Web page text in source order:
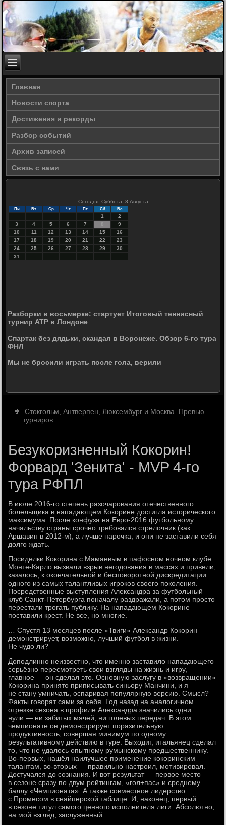
Главная
Новости спорта
Достижения и рекорды
Разбор событий
Архив записей
Связь с нами
Сегодня: Суббота, 8 Августа
Пн Вт Ср Чт Пт Сб Вс
1
2
3
4 5 6 7 8
9
10
11 12 13 14 15
16
17
18 19 20 21 22
23
24
25 26 27 28 29
30
31
Разборки в восьмерке: стартует Итоговый теннисный
турнир ATP в Лондоне
Спартак без дядьки, скандал в Воронеже. Обзор 6-го тура
ФНЛ
Мы не бросили играть после гола, верили
Стокгольм, Антверпен, Люксембург и Москва. Превью
турниров
Безукоризненный Кокорин!
Форвард 'Зенита' - MVP 4-го
тура РФПЛ
В июле 2016-го степень разочарования отечественного
болельщика в нападающем Кокорине достигла исторического
максимума. После конфуза на Евро-2016 футбольному
начальству страны срочно требовался стрелочник (как
Аршавин в 2012-м), а лучше парочка, и они не заставили себя
долго ждать.
Посиделки Кокорина с Мамаевым в пафосном ночном клубе
Монте-Карло вызвали взрыв негодования в массах и привели,
казалось, к окончательной и бесповоротной дискредитации
одного из самых талантливых игроков своего поколения.
Посредственные выступления Александра за футбольный
клуб Санкт-Петербурга поначалу раздражали, а потом просто
перестали трогать публику. На нападающем Кокорине
поставили крест. Не все, но многие.
… Спустя 13 месяцев после «Твиги» Александр Кокорин
демонстрирует, возможно, лучший футбол в жизни.
Не чудо ли?
Доподлинно неизвестно, что именно заставило нападающего
серьёзно пересмотреть свои взгляды на жизнь и игру,
главное — он сделал это. Основную заслугу в «возвращении»
Кокорина принято приписывать синьору Манчини, и я
не стану умничать, оспаривая популярную версию. Смысл?
Факты говорят сами за себя. Год назад на аналогичном
отрезке сезона в профиле Александра значились одни
нули — ни забитых мячей, ни голевых передач. В этом
чемпионате он демонстрирует поразительную
продуктивность, совершая минимум по одному
результативному действию в туре. Выходит, итальянец сделал
то, что не удалось опытному румынскому предшественнику.
Во-первых, нашёл наилучшее применение кокоринским
талантам, во-вторых — правильно настроил, мотивировал.
Достучался до сознания. И вот результат — первое место
в сезоне сразу по двум рейтингам, «гол+пас» и среднему
баллу «Чемпионата». А также совместное лидерство
с Промесом в снайперской таблице. И, наконец, первый
в сезоне титул самого ценного исполнителя лиги. Абсолютно,
на мой взгляд, заслуженный.